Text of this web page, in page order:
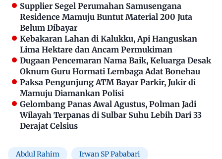
Supplier Segel Perumahan Samusengana
Residence Mamuju Buntut Material 200 Juta
Belum Dibayar
Kebakaran Lahan di Kalukku, Api Hanguskan
Lima Hektare dan Ancam Permukiman
Dugaan Pencemaran Nama Baik, Keluarga Desak
Oknum Guru Hormati Lembaga Adat Bonehau
Paksa Pengunjung ATM Bayar Parkir, Jukir di
Mamuju Diamankan Polisi
Gelombang Panas Awal Agustus, Polman Jadi
Wilayah Terpanas di Sulbar Suhu Lebih Dari 33
Derajat Celsius
Abdul Rahim Irwan SP Pababari